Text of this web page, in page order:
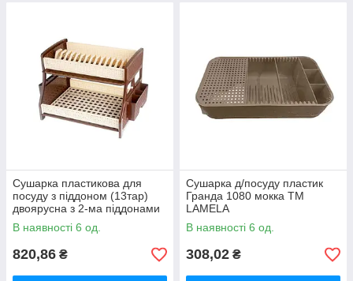
Сушарка пластикова для
посуду з піддоном (13тар)
двоярусна з 2-ма піддонами
(беж-кор) ТМ R-PLASTIC
В наявності 6 од.
820,86 ₴
Сушарка д/посуду пластик
Гранда 1080 мокка ТМ
LAMELA
В наявності 6 од.
308,02 ₴